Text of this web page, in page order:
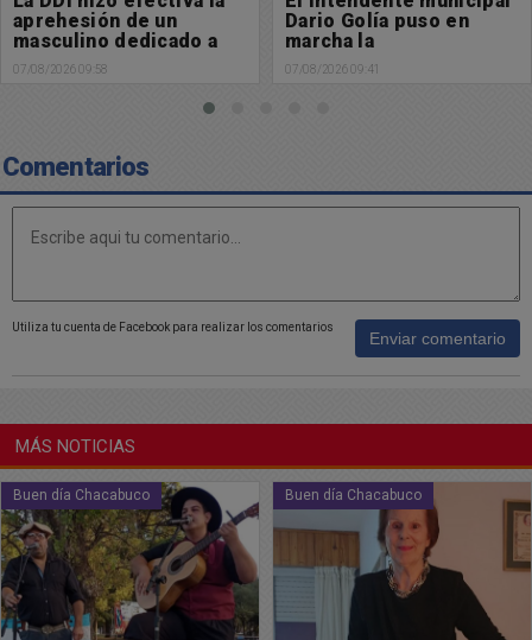
Dario Golía puso en
marcha la
Subdelegación de
Policía Científica en
07/08/2026 09:41
Buscamos a Manuel
Cabral
06/08/2026 13:29
Comentarios
Utiliza tu cuenta de Facebook para realizar los comentarios
Enviar comentario
MÁS NOTICIAS
Buen día Chacabuco Sociedad